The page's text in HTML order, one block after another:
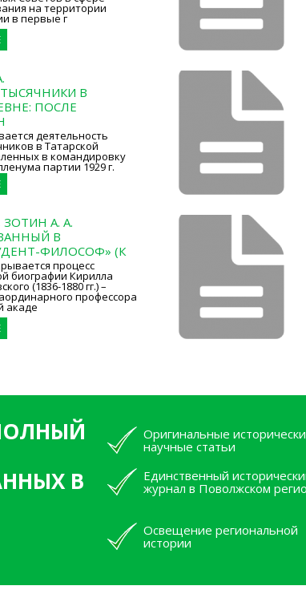
на территории
в первые г
В
ПОСЛЕ
деятельность
в Татарской
в командировку
партии 1929 г.
А. А.
В
ФИЛОСОФ» (К
процесс
биографии Кирилла
(1836-1880 гг.) –
профессора
акаде
В
Оригинальные
научные статьи
Единственный
журнал в Поволжском
Освещение региональной
истории